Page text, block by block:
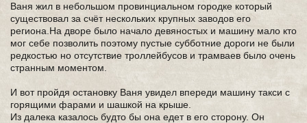
Ваня жил в небольшом провинциальном городке который
существовал за счёт нескольких крупных заводов его
региона.На дворе было начало девяностых и машину мало кто
мог себе позволить поэтому пустые субботние дороги не были
редкостью но отсутствие троллейбусов и трамваев было очень
странным моментом.
И вот пройдя остановку Ваня увидел впереди машину такси с
горящими фарами и шашкой на крыше.
Из далека казалось будто бы она едет в его сторону. Он